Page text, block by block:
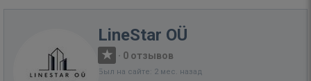
LineStar OÜ
· 0 отзывов
Был на сайте: 2 мес. назад